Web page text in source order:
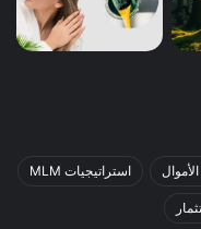
استراتيجيات MLM